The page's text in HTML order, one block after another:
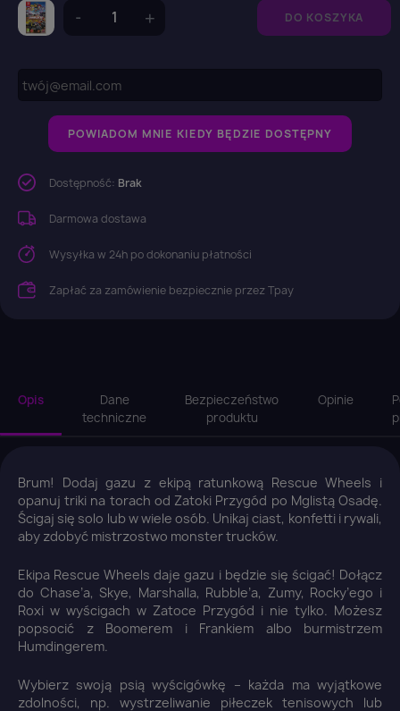
DO KOSZYKA
POWIADOM MNIE KIEDY BĘDZIE DOSTĘPNY
Dostępność: Brak
Darmowa dostawa
Wysyłka w 24h po dokonaniu płatności
Zapłać za zamówienie bezpiecznie przez Tpay
Opis
Dane
techniczne
Bezpieczeństwo
produktu
Opinie
Brum! Dodaj gazu z ekipą ratunkową Rescue Wheels i
opanuj triki na torach od Zatoki Przygód po Mglistą Osadę.
Ścigaj się solo lub w wiele osób. Unikaj ciast, konfetti i rywali,
aby zdobyć mistrzostwo monster trucków.
Ekipa Rescue Wheels daje gazu i będzie się ścigać! Dołącz
do Chase’a, Skye, Marshalla, Rubble’a, Zumy, Rocky’ego i
Roxi w wyścigach w Zatoce Przygód i nie tylko. Możesz
popsocić z Boomerem i Frankiem albo burmistrzem
Humdingerem.
Wybierz swoją psią wyścigówkę – każda ma wyjątkowe
zdolności, np. wystrzeliwanie piłeczek tenisowych lub